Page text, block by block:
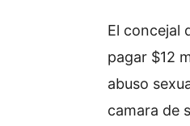
El concejal
pagar $12
abuso
camara de